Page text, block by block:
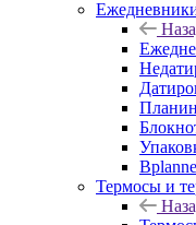
Термосы и